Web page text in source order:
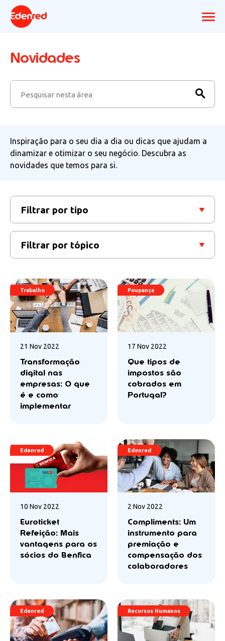
Novidades
Inspiração para o seu dia a dia ou dicas que ajudam a
dinamizar e otimizar o seu negócio. Descubra as
novidades que temos para si.
Filtrar por tipo
Filtrar por tópico
Trabalho
21 Nov 2022
Transformação
digital nas
empresas: O que
é e como
implementar
Poupança
17 Nov 2022
Que tipos de
impostos são
cobrados em
Portugal?
Edenred
10 Nov 2022
Euroticket
Refeição: Mais
vantagens para os
sócios do Benfica
Edenred
2 Nov 2022
Compliments: Um
instrumento para
premiação e
compensação dos
colaboradores
Edenred Recursos Humanos